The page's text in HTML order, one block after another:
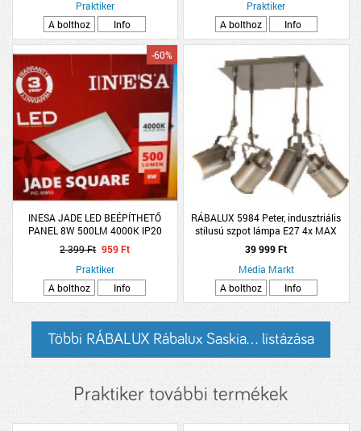
Praktiker
A bolthoz
Info
Praktiker
A bolthoz
Info
INESA JADE LED BEÉPÍTHETŐ
PANEL 8W 500LM 4000K IP20
12X12CM SZÖGLETES FEHÉR
-60%
2 399 Ft 959 Ft
Praktiker
A bolthoz
Info
RÁBALUX 5984 Peter, indusztriális
stílusú szpot lámpa E27 4x MAX
60W antik bronz
39 999 Ft
Media Markt
A bolthoz
Info
Többi RÁBALUX Rábalux Saskia... listázása
Praktiker további termékek